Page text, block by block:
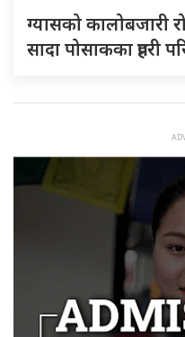
ग्यासको कालोबजारी
सादा पोसाकका प्रहरी